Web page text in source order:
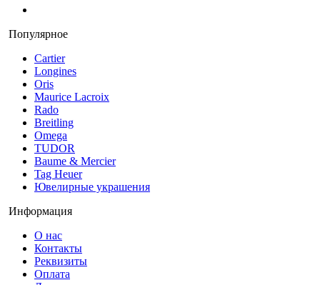
Популярное
Cartier
Longines
Oris
Maurice Lacroix
Rado
Breitling
Omega
TUDOR
Baume & Mercier
Tag Heuer
Ювелирные украшения
Информация
О нас
Контакты
Реквизиты
Оплата